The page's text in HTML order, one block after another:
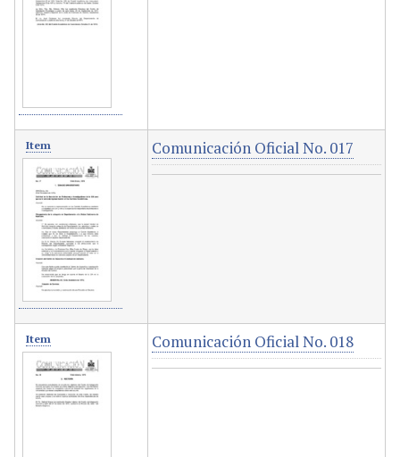
Item Comunicación Oficial No. 017
Item Comunicación Oficial No. 018